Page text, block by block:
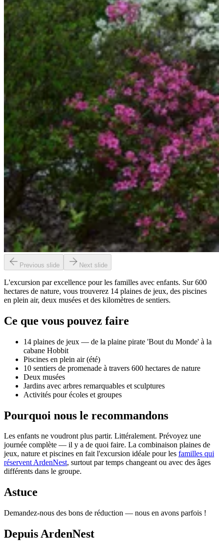
Previous slide Next slide
L'excursion par excellence pour les familles avec enfants. Sur 600
hectares de nature, vous trouverez 14 plaines de jeux, des piscines
en plein air, deux musées et des kilomètres de sentiers.
Ce que vous pouvez faire
14 plaines de jeux — de la plaine pirate 'Bout du Monde' à la
cabane Hobbit
Piscines en plein air (été)
10 sentiers de promenade à travers 600 hectares de nature
Deux musées
Jardins avec arbres remarquables et sculptures
Activités pour écoles et groupes
Pourquoi nous le recommandons
Les enfants ne voudront plus partir. Littéralement. Prévoyez une
journée complète — il y a de quoi faire. La combinaison plaines de
jeux, nature et piscines en fait l'excursion idéale pour les familles qui
réservent ArdenNest, surtout par temps changeant ou avec des âges
différents dans le groupe.
Astuce
Demandez-nous des bons de réduction — nous en avons parfois !
Depuis ArdenNest